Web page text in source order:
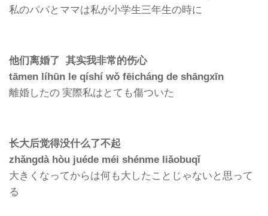
私のパパとママは私が小学生三年生の時に
他们离婚了 其实我非常的伤心
tāmen líhūn le qíshí wǒ fēicháng de shāngxīn
離婚したの 実際私はとても傷ついた
长大后觉得没什么了不起
zhǎngdà hòu juéde méi shénme liǎobuqǐ
大きくなってからは何も大したことじゃないと思って
る